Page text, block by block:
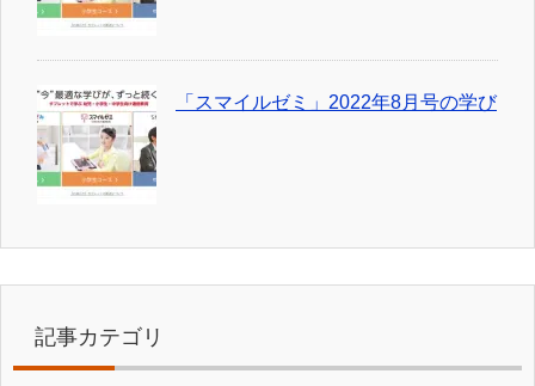
「スマイルゼミ」2022年8月号の学び
記事カテゴリ